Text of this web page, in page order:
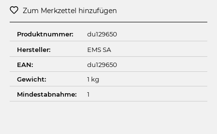
Zum Merkzettel hinzufügen
Produktnummer:
du129650
Hersteller:
EMS SA
EAN:
du129650
Gewicht:
1 kg
Mindestabnahme:
1